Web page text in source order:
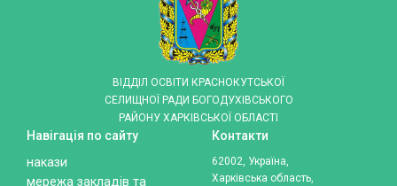
ВІДДІЛ ОСВІТИ КРАСНОКУТСЬКОЇ
СЕЛИЩНОЇ РАДИ БОГОДУХІВСЬКОГО
РАЙОНУ ХАРКІВСЬКОЇ ОБЛАСТІ
Навігація по сайту
накази
мережа закладів та
Контакти
62002, Україна,
Харківська область,